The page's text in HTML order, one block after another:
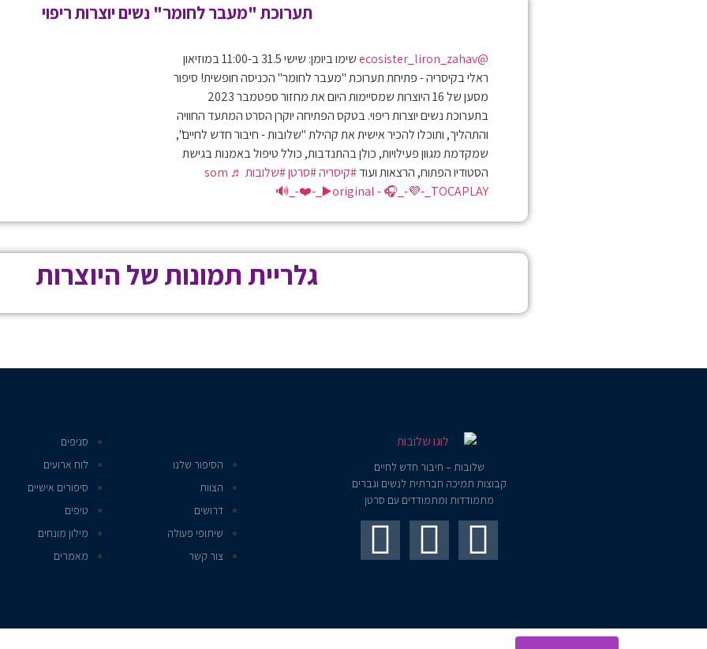
תערוכת "מעבר לחומר" נשים יוצרות ריפוי
@ecosister_liron_zahav
שימו ביומן: שישי 31.5 ב-11:00 במוזיאון
ראלי בקיסריה - פתיחת תערוכת "מעבר לחומר" הכניסה חופשית! סיפור
מסען של 16 היוצרות שמסיימות היום את מחזור ספטמבר 2023
בתערוכת נשים יוצרות ריפוי. בטקס הפתיחה יוקרן הסרט המתעד החוויה
והתהליך, ותוכלו להכיר אישית את קהילת "שלובות - חיבור חדש לחיים",
שמקדמת מגוון פעילויות, כולן בהתנדבות, כולל טיפול באמנות בגישת
הסטודיו הפתוח, הרצאות ועוד#קיסריה#סרטן#שלובות
♬ som
original - 🎧_-💜-_TOCAPLAY▶️_-❤️-_🔊
גלריית תמונות של היוצרות
שלובות – חיבור חדש לחיים
קבוצות תמיכה חברתית לנשים וגברים
מתמודדות ומתמודדים עם סרטן
הסיפור שלנו
הצוות
דרושים
שיתופי פעולה
צור קשר
סניפים
לוח ארועים
סיפורים אישיים
טיפים
מילון מונחים
מאמרים